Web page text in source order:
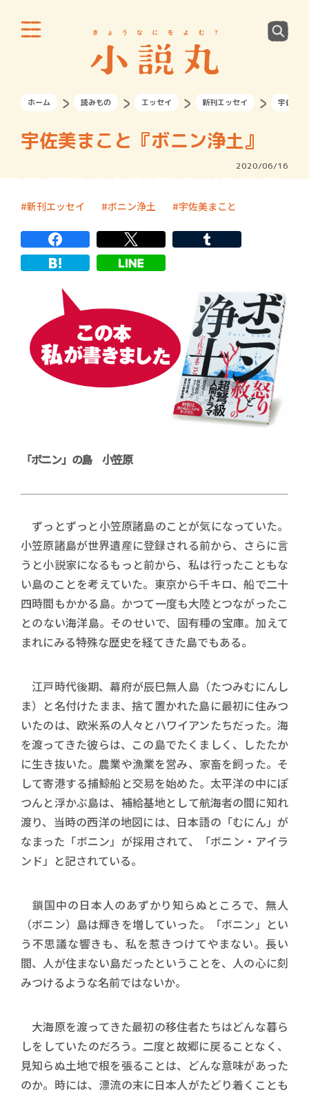
ホーム 読みもの エッセイ 新刊エッセイ 宇佐美
宇佐美まこと『ボニン浄土』
2020/06/16
新刊エッセイ ボニン浄土 宇佐美まこと
「ボニン」の島 小笠原
ずっとずっと小笠原諸島のことが気になっていた。
小笠原諸島が世界遺産に登録される前から、さらに言
うと小説家になるもっと前から、私は行ったこともな
い島のことを考えていた。東京から千キロ、船で二十
四時間もかかる島。かつて一度も大陸とつながったこ
とのない海洋島。そのせいで、固有種の宝庫。加えて
まれにみる特殊な歴史を経てきた島でもある。
江戸時代後期、幕府が辰巳無人島（たつみむにんし
ま）と名付けたまま、捨て置かれた島に最初に住みつ
いたのは、欧米系の人々とハワイアンたちだった。海
を渡ってきた彼らは、この島でたくましく、したたか
に生き抜いた。農業や漁業を営み、家畜を飼った。そ
して寄港する捕鯨船と交易を始めた。太平洋の中にぽ
つんと浮かぶ島は、補給基地として航海者の間に知れ
渡り、当時の西洋の地図には、日本語の「むにん」が
なまった「ボニン」が採用されて、「ボニン・アイラ
ンド」と記されている。
鎖国中の日本人のあずかり知らぬところで、無人
（ボニン）島は輝きを増していった。「ボニン」とい
う不思議な響きも、私を惹きつけてやまない。長い
間、人が住まない島だったということを、人の心に刻
みつけるような名前ではないか。
大海原を渡ってきた最初の移住者たちはどんな暮ら
しをしていたのだろう。二度と故郷に戻ることなく、
見知らぬ土地で根を張ることは、どんな意味があった
のか。時には、漂流の末に日本人がたどり着くことも